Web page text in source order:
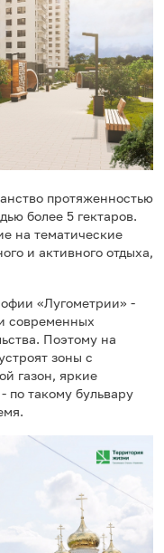
протяженностью
более 5 гектаров.
на тематические
и активного отдыха,
«Лугометрии» -
современных
Поэтому на
зоны с
газон, яркие
по такому бульвару